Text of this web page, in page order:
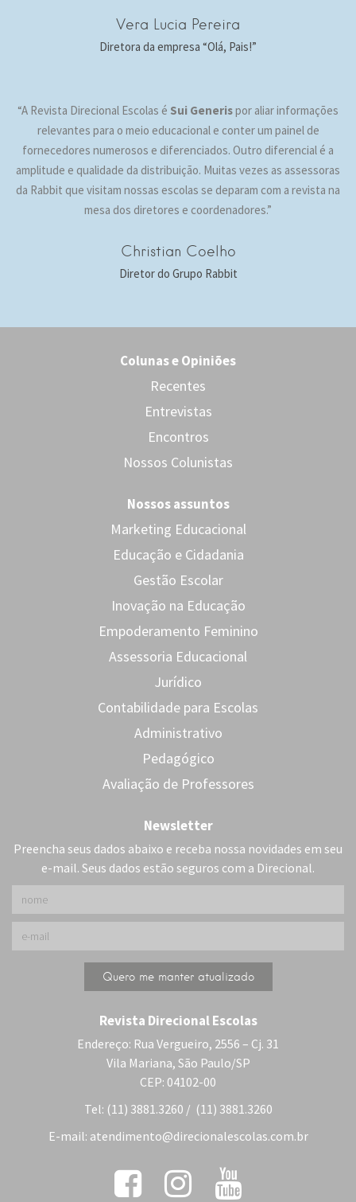
Vera Lucia Pereira
Diretora da empresa “Olá, Pais!”
“A Revista Direcional Escolas é Sui Generispor aliar informações
relevantes para o meio educacional e conter um painel de
fornecedores numerosos e diferenciados. Outro diferencial é a
amplitude e qualidade da distribuição. Muitas vezes as assessoras
da Rabbit que visitam nossas escolas se deparam com a revista na
mesa dos diretores e coordenadores.”
Christian Coelho
Diretor do Grupo Rabbit
Colunas e Opiniões
Recentes
Entrevistas
Encontros
Nossos Colunistas
Nossos assuntos
Marketing Educacional
Educação e Cidadania
Gestão Escolar
Inovação na Educação
Empoderamento Feminino
Assessoria Educacional
Jurídico
Contabilidade para Escolas
Administrativo
Pedagógico
Avaliação de Professores
Newsletter
Preencha seus dados abaixo e receba nossa novidades em seu
e-mail. Seus dados estão seguros com a Direcional.
Revista Direcional Escolas
Endereço: Rua Vergueiro, 2556 – Cj. 31
Vila Mariana, São Paulo/SP
CEP: 04102-00
Tel: (11) 3881.3260 / (11) 3881.3260
E-mail: atendimento@direcionalescolas.com.br